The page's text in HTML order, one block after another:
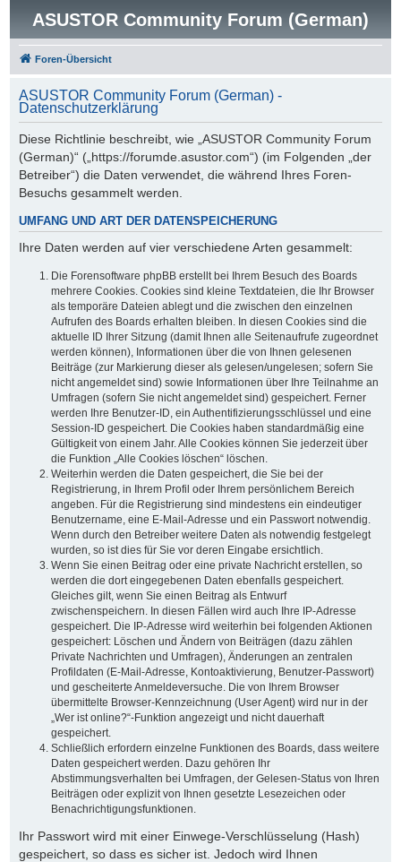
ASUSTOR Community Forum (German)
Foren-Übersicht
ASUSTOR Community Forum (German) -
Datenschutzerklärung
Diese Richtlinie beschreibt, wie „ASUSTOR Community Forum
(German)“ („https://forumde.asustor.com“) (im Folgenden „der
Betreiber“) die Daten verwendet, die während Ihres Foren-
Besuchs gesammelt werden.
UMFANG UND ART DER DATENSPEICHERUNG
Ihre Daten werden auf vier verschiedene Arten gesammelt:
Die Forensoftware phpBB erstellt bei Ihrem Besuch des Boards
mehrere Cookies. Cookies sind kleine Textdateien, die Ihr Browser
als temporäre Dateien ablegt und die zwischen den einzelnen
Aufrufen des Boards erhalten bleiben. In diesen Cookies sind die
aktuelle ID Ihrer Sitzung (damit Ihnen alle Seitenaufrufe zugeordnet
werden können), Informationen über die von Ihnen gelesenen
Beiträge (zur Markierung dieser als gelesen/ungelesen; sofern Sie
nicht angemeldet sind) sowie Informationen über Ihre Teilnahme an
Umfragen (sofern Sie nicht angemeldet sind) gespeichert. Ferner
werden Ihre Benutzer-ID, ein Authentifizierungsschlüssel und eine
Session-ID gespeichert. Die Cookies haben standardmäßig eine
Gültigkeit von einem Jahr. Alle Cookies können Sie jederzeit über
die Funktion „Alle Cookies löschen“ löschen.
Weiterhin werden die Daten gespeichert, die Sie bei der
Registrierung, in Ihrem Profil oder Ihrem persönlichem Bereich
angeben. Für die Registrierung sind mindestens ein eindeutiger
Benutzername, eine E-Mail-Adresse und ein Passwort notwendig.
Wenn durch den Betreiber weitere Daten als notwendig festgelegt
wurden, so ist dies für Sie vor deren Eingabe ersichtlich.
Wenn Sie einen Beitrag oder eine private Nachricht erstellen, so
werden die dort eingegebenen Daten ebenfalls gespeichert.
Gleiches gilt, wenn Sie einen Beitrag als Entwurf
zwischenspeichern. In diesen Fällen wird auch Ihre IP-Adresse
gespeichert. Die IP-Adresse wird weiterhin bei folgenden Aktionen
gespeichert: Löschen und Ändern von Beiträgen (dazu zählen
Private Nachrichten und Umfragen), Änderungen an zentralen
Profildaten (E-Mail-Adresse, Kontoaktivierung, Benutzer-Passwort)
und gescheiterte Anmeldeversuche. Die von Ihrem Browser
übermittelte Browser-Kennzeichnung (User Agent) wird nur in der
„Wer ist online?“-Funktion angezeigt und nicht dauerhaft
gespeichert.
Schließlich erfordern einzelne Funktionen des Boards, dass weitere
Daten gespeichert werden. Dazu gehören Ihr
Abstimmungsverhalten bei Umfragen, der Gelesen-Status von Ihren
Beiträgen oder explizit von Ihnen gesetzte Lesezeichen oder
Benachrichtigungsfunktionen.
Ihr Passwort wird mit einer Einwege-Verschlüsselung (Hash)
gespeichert, so dass es sicher ist. Jedoch wird Ihnen